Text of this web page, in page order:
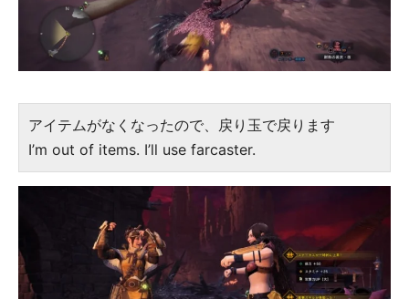
アイテムがなくなったので、戻り玉で戻ります
I’m out of items. I’ll use farcaster.